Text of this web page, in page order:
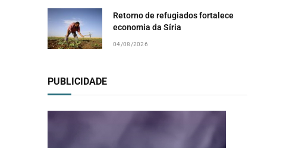
Retorno de refugiados fortalece
economia da Síria
04/08/2026
PUBLICIDADE